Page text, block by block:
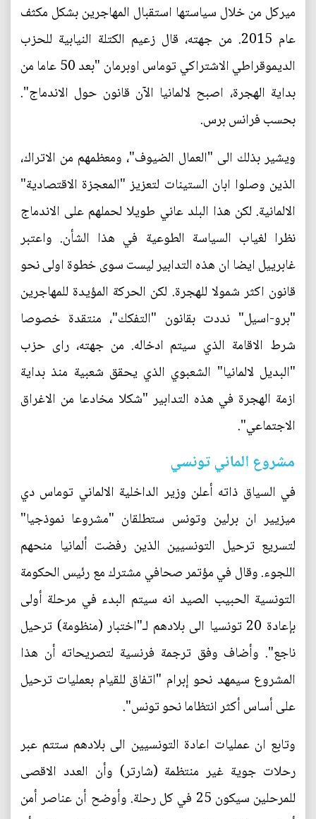
ميركل من خلال سياستها استقبال المهاجرين بشكل مكثف
عام 2015. من جهته، قال زعيم الكتلة النيابية للحزب
الديموقراطي الاشتراكي توماس اوبرمان "بعد 50 عاما من
بداية الهجرة، اصبح لالمانيا الآن قانون حول الاندماج".
بحسب فرانس برس.
ويشير بذلك الى "العمال الضيوف"، ومعظمهم من الاتراك،
الذين وصلوا ابان الستينات لتعزيز "المعجزة الاقتصادية"
الالمانية. لكن هذا البلد عاني طويلا لحملهم على الاندماج
نظرا لغياب السياسة الطوعية في هذا الشأن. واعتبر
غابرييل ايضا ان هذه التدابير ليست سوى خطوة اولى نحو
قانون اكثر شمولا للهجرة. لكن الحركة المؤيدة للمهاجرين
"برو-اسيل" نددت بقانون "التفكك"، منتقدة خصوصا
شرط الاقامة الذي سيتم ادخاله. من جهته، راى حزب
"البديل لالمانيا" الشعبوي الذي يحقق شعبية منذ بداية
ازمة الهجرة في هذه التدابير "شكلا مخادعا من الاغراق
الاجتماعي".
مشروع الماني تونسي
في السياق ذاته أعلن وزير الداخلية الالماني توماس دي
ميزيير ان برلين وتونس ستطلقان "مشروعا نموذجيا"
لتسريع ترحيل التونسيين الذين رفضت ألمانيا منحهم
اللجوء. وقال في مؤتمر صحافي مشترك مع رئيس الحكومة
التونسية الحبيب الصيد انه سيتم البدء في مرحلة أولى
بإعادة 20 تونسيا الى بلادهم لـ"اختبار (منظومة) ترحيل
ناجع". وأضاف وفق ترجمة فرنسية لتصريحاته أن هذا
المشروع سيمهد نحو إبرام "اتفاق للقيام بعمليات ترحيل
على أساس أكثر انتظاما نحو تونس".
وتابع ان عمليات اعادة التونسيين الى بلادهم ستتم عبر
رحلات جوية غير منتظمة (شارتر) وأن العدد الاقصى
للمرحلين سيكون 25 في كل رحلة. وأوضح أن عناصر أمن